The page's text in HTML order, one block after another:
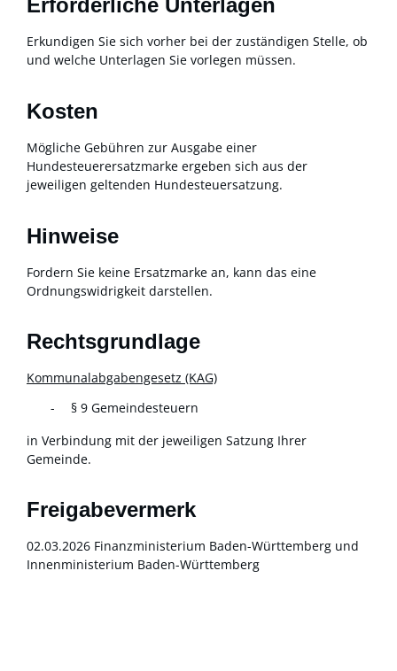
Erforderliche Unterlagen
Erkundigen Sie sich vorher bei der zuständigen Stelle, ob
und welche Unterlagen Sie vorlegen müssen.
Kosten
Mögliche Gebühren zur Ausgabe einer
Hundesteuerersatzmarke ergeben sich aus der
jeweiligen geltenden Hundesteuersatzung.
Hinweise
Fordern Sie keine Ersatzmarke an, kann das eine
Ordnungswidrigkeit darstellen.
Rechtsgrundlage
Kommunalabgabengesetz (KAG)
§ 9 Gemeindesteuern
in Verbindung mit der jeweiligen Satzung Ihrer
Gemeinde.
Freigabevermerk
02.03.2026 Finanzministerium Baden-Württemberg und
Innenministerium Baden-Württemberg